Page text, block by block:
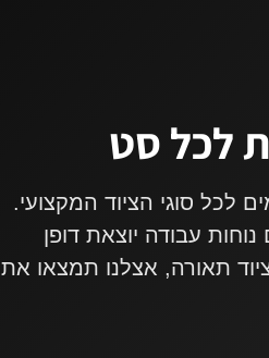
לכל סט
סוגי הציוד המקצועי.
עבודה יוצאת דופן
תאורה, אצלנו תמצאו את